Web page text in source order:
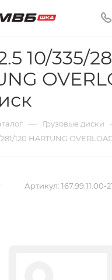
10/335/
— Грузовые диски
281/120 HARTUNG
Артикул: 167.99.11.00-21